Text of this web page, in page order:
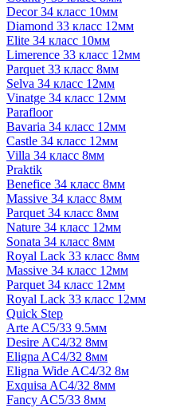
Decor 34 класс 10мм
Diamond 33 класс 12мм
Elite 34 класс 10мм
Limerence 33 класс 12мм
Parquet 33 класс 8мм
Selva 34 класс 12мм
Vinatge 34 класс 12мм
Parafloor
Bavaria 34 класс 12мм
Castle 34 класс 12мм
Villa 34 класс 8мм
Praktik
Benefice 34 класс 8мм
Massive 34 класс 8мм
Parquet 34 класс 8мм
Nature 34 класс 12мм
Sonata 34 класс 8мм
Royal Lack 33 класс 8мм
Massive 34 класс 12мм
Parquet 34 класс 12мм
Royal Lack 33 класс 12мм
Quick Step
Arte AC5/33 9.5мм
Desire AC4/32 8мм
Eligna AC4/32 8мм
Eligna Wide AC4/32 8м
Exquisa AC4/32 8мм
Fancy AC5/33 8мм